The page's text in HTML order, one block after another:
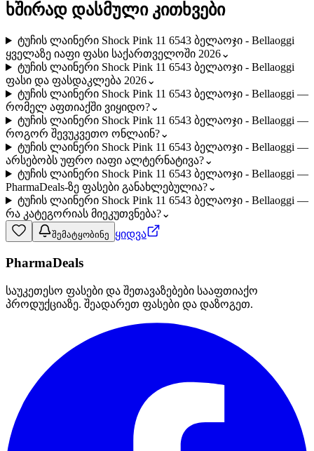
ხშირად დასმული კითხვები
ტუჩის ლაინერი Shock Pink 11 6543 ბელაოჯი - Bellaoggi
ყველაზე იაფი ფასი საქართველოში 2026⌄
ტუჩის ლაინერი Shock Pink 11 6543 ბელაოჯი - Bellaoggi
ფასი და ფასდაკლება 2026⌄
ტუჩის ლაინერი Shock Pink 11 6543 ბელაოჯი - Bellaoggi —
რომელ აფთიაქში ვიყიდო?⌄
ტუჩის ლაინერი Shock Pink 11 6543 ბელაოჯი - Bellaoggi —
როგორ შევუკვეთო ონლაინ?⌄
ტუჩის ლაინერი Shock Pink 11 6543 ბელაოჯი - Bellaoggi —
არსებობს უფრო იაფი ალტერნატივა?⌄
ტუჩის ლაინერი Shock Pink 11 6543 ბელაოჯი - Bellaoggi —
PharmaDeals-ზე ფასები განახლებულია?⌄
ტუჩის ლაინერი Shock Pink 11 6543 ბელაოჯი - Bellaoggi —
რა კატეგორიას მიეკუთვნება?⌄
შემატყობინე ყიდვა
PharmaDeals
საუკეთესო ფასები და შეთავაზებები სააფთიაქო
პროდუქციაზე. შეადარეთ ფასები და დაზოგეთ.